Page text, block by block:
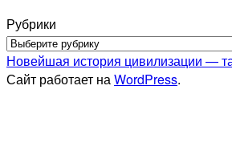
Рубрики
Новейшая история цивилизации —
Сайт работает наWordPress.